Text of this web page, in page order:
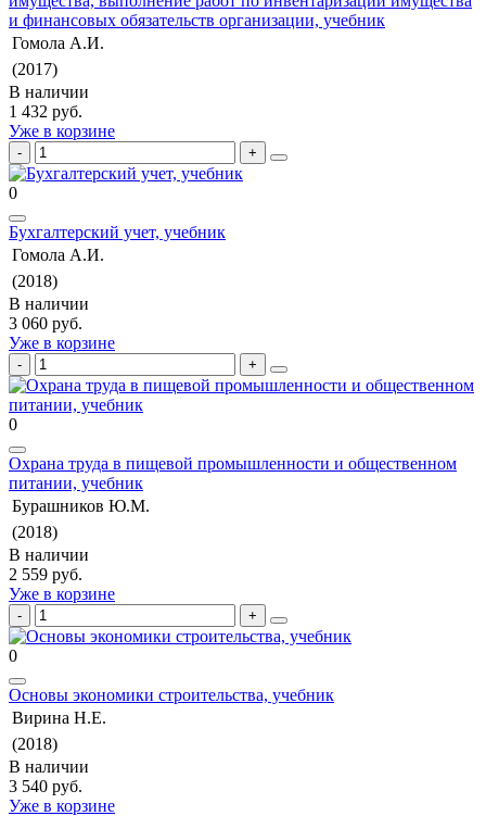
и финансовых обязательств организации, учебник
Гомола А.И.
(2017)
В наличии
1 432 руб.
Уже в корзине
0
Бухгалтерский учет, учебник
Гомола А.И.
(2018)
В наличии
3 060 руб.
Уже в корзине
0
Охрана труда в пищевой промышленности и общественном
питании, учебник
Бурашников Ю.М.
(2018)
В наличии
2 559 руб.
Уже в корзине
0
Основы экономики строительства, учебник
Вирина Н.Е.
(2018)
В наличии
3 540 руб.
Уже в корзине